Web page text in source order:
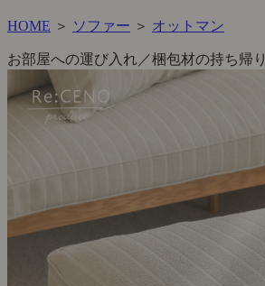
HOME ＞ ソファー ＞ オットマン
お部屋への運び入れ／梱包材の持ち帰り